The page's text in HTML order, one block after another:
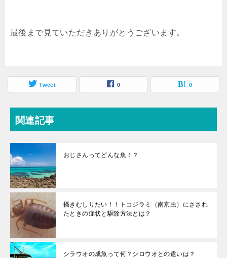
最後まで見ていただきありがとうございます。
Tweet 0 0
関連記事
おじさんってどんな魚！？
掻きむしりたい！！トコジラミ（南京虫）にさされ
たときの症状と駆除方法とは？
シラウオの成魚って何？シロウオとの違いは？